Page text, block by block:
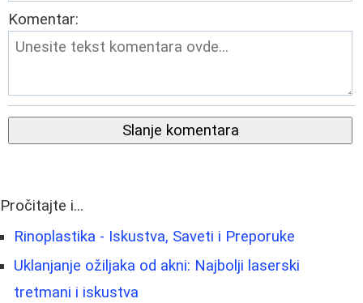
Komentar:
Slanje komentara
Pročitajte i...
Rinoplastika - Iskustva, Saveti i Preporuke
Uklanjanje ožiljaka od akni: Najbolji laserski
tretmani i iskustva